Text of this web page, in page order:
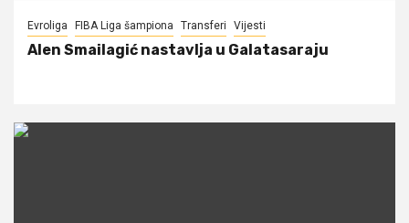
Evroliga FIBA Liga šampiona Transferi Vijesti
Alen Smailagić nastavlja u Galatasaraju